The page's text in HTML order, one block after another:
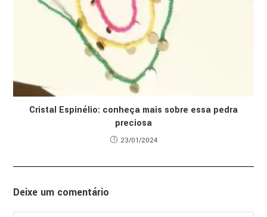
Cristal Espinélio: conheça mais sobre essa pedra
preciosa
23/01/2024
Deixe um comentário